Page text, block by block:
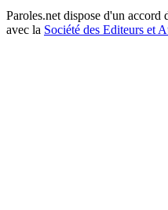
Paroles.net dispose d'un accord
avec la Société des Editeurs et